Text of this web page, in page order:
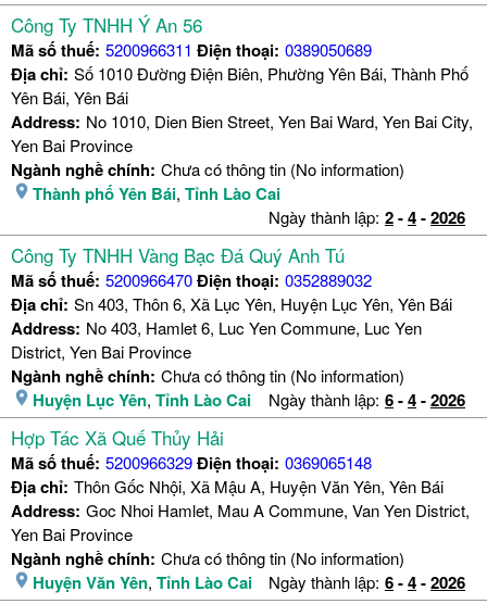
Công Ty TNHH Ý An 56
Mã số thuế: 5200966311 Điện thoại: 0389050689
Địa chỉ: Số 1010 Đường Điện Biên, Phường Yên Bái, Thành Phố
Yên Bái, Yên Bái
Address: No 1010, Dien Bien Street, Yen Bai Ward, Yen Bai City,
Yen Bai Province
Ngành nghề chính: Chưa có thông tin (No information)
Thành phố Yên Bái, Tỉnh Lào Cai
Ngày thành lập: 2-4-2026
Công Ty TNHH Vàng Bạc Đá Quý Anh Tú
Mã số thuế: 5200966470Điện thoại: 0352889032
Địa chỉ: Sn 403, Thôn 6, Xã Lục Yên, Huyện Lục Yên, Yên Bái
Address: No 403, Hamlet 6, Luc Yen Commune, Luc Yen
District, Yen Bai Province
Ngành nghề chính: Chưa có thông tin (No information)
Huyện Lục Yên, Tỉnh Lào Cai Ngày thành lập: 6-4-2026
Hợp Tác Xã Quế Thủy Hải
Mã số thuế: 5200966329Điện thoại: 0369065148
Địa chỉ: Thôn Gốc Nhội, Xã Mậu A, Huyện Văn Yên, Yên Bái
Address: Goc Nhoi Hamlet, Mau A Commune, Van Yen District,
Yen Bai Province
Ngành nghề chính: Chưa có thông tin (No information)
Huyện Văn Yên, Tỉnh Lào Cai Ngày thành lập: 6-4-2026